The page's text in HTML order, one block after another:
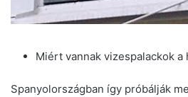
Miért vannak vizespalackok a
Spanyolországban így próbálják